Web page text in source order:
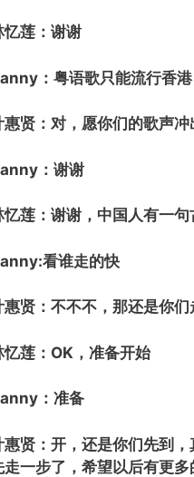
忆莲：谢谢
：粤语歌只能流行香
惠贤：对，愿你们的歌声
：谢谢
忆莲：谢谢，中国人有一
看谁走的快
惠贤：不不不，那还是你
忆莲：OK，准备开始
：准备
惠贤：开，还是你们先到
走一步了，希望以后有更